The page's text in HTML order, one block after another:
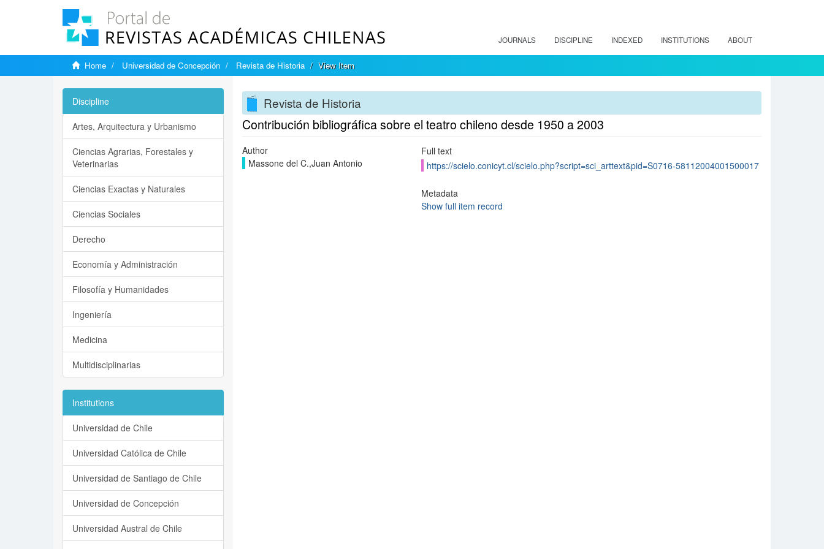
JOURNALS DISCIPLINE INDEXED INSTITUTIONS ABOUT
Home Universidad de Concepción Revista de Historia View Item
Revista de Historia
Contribución bibliográfica sobre el teatro chileno desde 1950 a 2003
Author
Massone del C.,Juan Antonio
Full text
https://scielo.conicyt.cl/scielo.php?script=sci_arttext&pid=S0716-58112004001500017
Metadata
Show full item record
Discipline
Artes, Arquitectura y Urbanismo
Ciencias Agrarias, Forestales y
Veterinarias
Ciencias Exactas y Naturales
Ciencias Sociales
Derecho
Economía y Administración
Filosofía y Humanidades
Ingeniería
Medicina
Multidisciplinarias
Institutions
Universidad de Chile
Universidad Católica de Chile
Universidad de Santiago de Chile
Universidad de Concepción
Universidad Austral de Chile